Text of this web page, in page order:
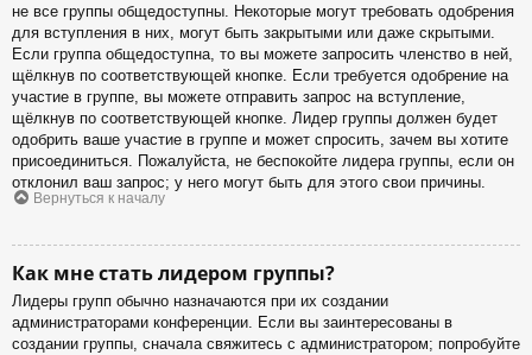
не все группы общедоступны. Некоторые могут требовать одобрения
для вступления в них, могут быть закрытыми или даже скрытыми.
Если группа общедоступна, то вы можете запросить членство в ней,
щёлкнув по соответствующей кнопке. Если требуется одобрение на
участие в группе, вы можете отправить запрос на вступление,
щёлкнув по соответствующей кнопке. Лидер группы должен будет
одобрить ваше участие в группе и может спросить, зачем вы хотите
присоединиться. Пожалуйста, не беспокойте лидера группы, если он
отклонил ваш запрос; у него могут быть для этого свои причины.
Вернуться к началу
Как мне стать лидером группы?
Лидеры групп обычно назначаются при их создании
администраторами конференции. Если вы заинтересованы в
создании группы, сначала свяжитесь с администратором; попробуйте